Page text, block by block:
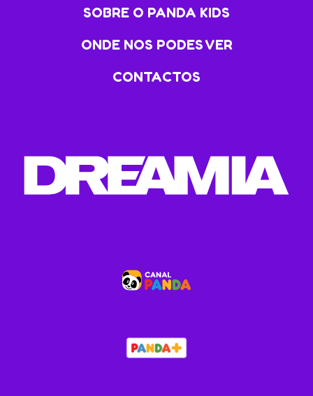
SOBRE O PANDA KIDS
ONDE NOS PODES VER
CONTACTOS